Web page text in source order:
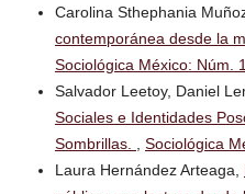
Carolina Sthephania
contemporánea desde la
Sociológica México: Núm.
Salvador Leetoy, Daniel
Sociales e Identidades
Sombrillas.
Sociológica
Laura Hernández Arteaga,